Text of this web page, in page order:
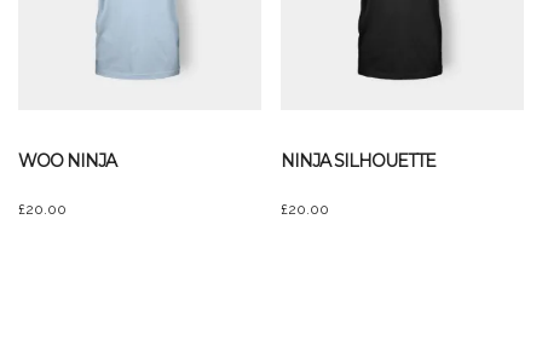
WOO NINJA
£20.00
NINJA SILHOUETTE
£20.00